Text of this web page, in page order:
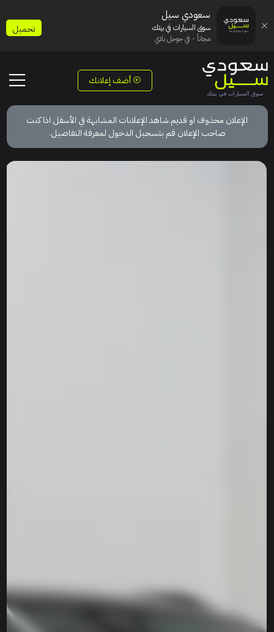
أضف إعلانك
الإعلان محذوف او قديم.شاهد الإعلانات المشابهة في الأسفل اذا كنت
صاحب الإعلان قم بتسجيل الدخول لمعرفة التفاصيل.
سعودي سيل
سوق السيارات في بيتك
مجاناً - في جوجل بلاي
تحميل